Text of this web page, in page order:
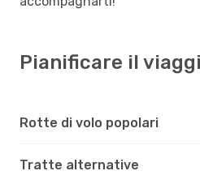
Pianificare il
Rotte di volo popolari
Tratte alternative